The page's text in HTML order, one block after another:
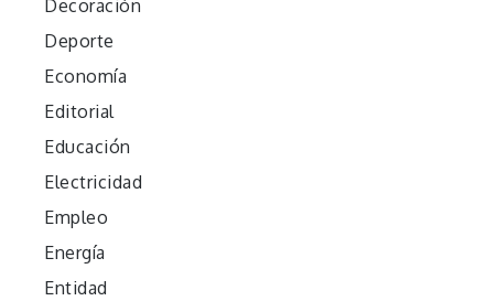
Decoración
Deporte
Economía
Editorial
Educación
Electricidad
Empleo
Energía
Entidad